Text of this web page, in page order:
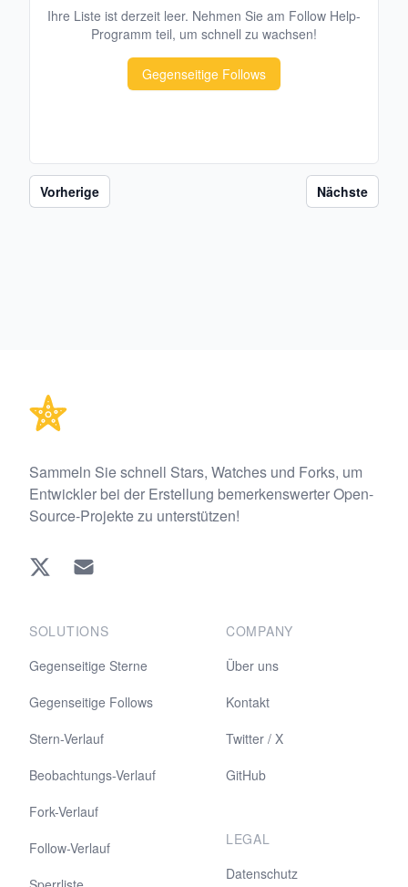
Ihre Liste ist derzeit leer. Nehmen Sie am Follow Help-
Programm teil, um schnell zu wachsen!
Gegenseitige Follows
Vorherige Nächste
Sammeln Sie schnell Stars, Watches und Forks, um
Entwickler bei der Erstellung bemerkenswerter Open-
Source-Projekte zu unterstützen!
Twitter EMAIL
SOLUTIONS
Gegenseitige Sterne
Gegenseitige Follows
Stern-Verlauf
Beobachtungs-Verlauf
Fork-Verlauf
Follow-Verlauf
COMPANY
Über uns
Kontakt
Twitter / X
GitHub
LEGAL
Datenschutz